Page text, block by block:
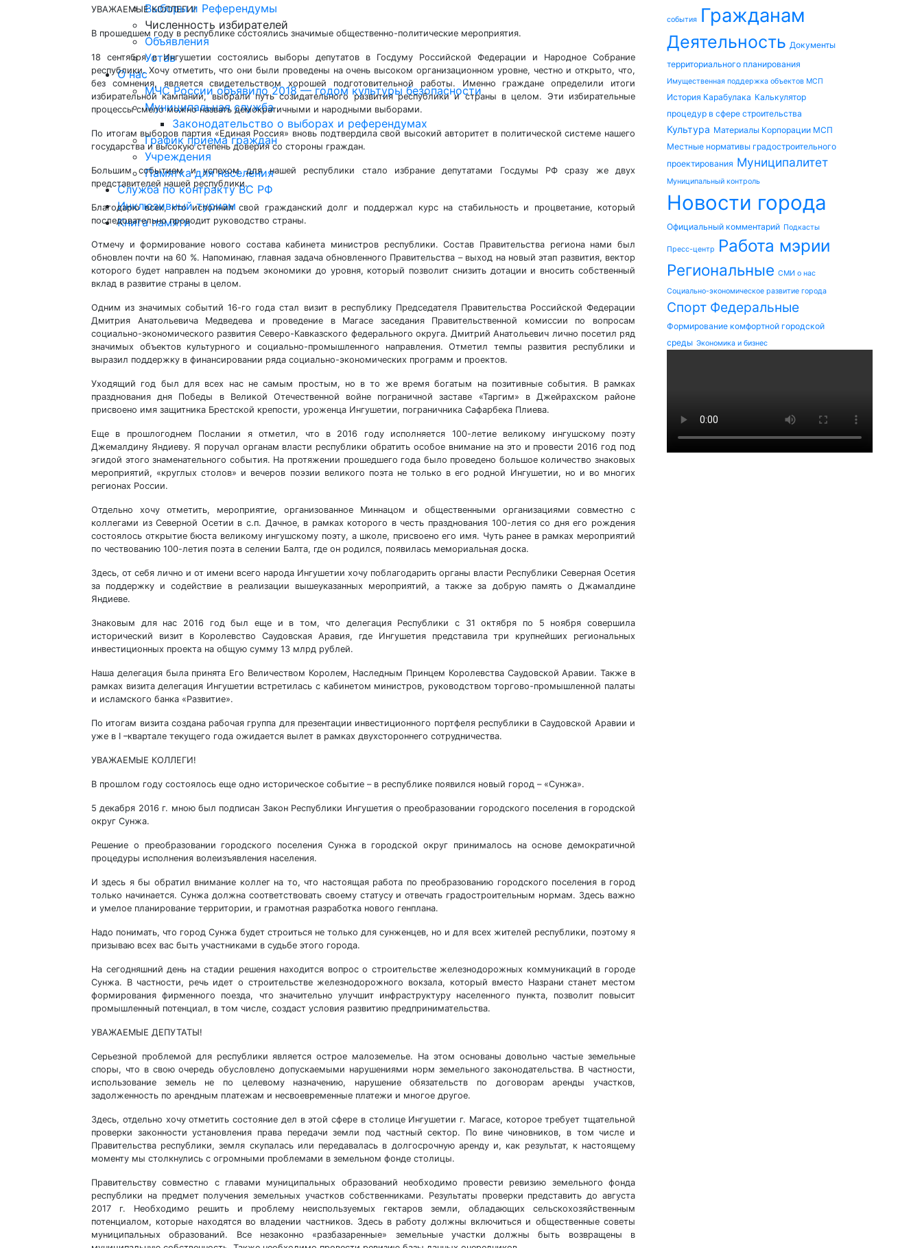
Выборы и Референдумы
Численность избирателей
Объявления
Устав
О нас
МЧС России объявило 2018 — годом культуры безопасности
Муниципальная служба
Законодательство о выборах и референдумах
График приема граждан
Учреждения
Памятка для населения
Служба по контракту ВС РФ
Инклюзивный туризм
Книга памяти
УВАЖАЕМЫЕ КОЛЛЕГИ!
В прошедшем году в республике состоялись значимые общественно-политические мероприятия.
18 сентября в Ингушетии состоялись выборы депутатов в Госдуму Российской Федерации и Народное Собрание
республики. Хочу отметить, что они были проведены на очень высоком организационном уровне, честно и открыто, что,
без сомнения, является свидетельством хорошей подготовительной работы. Именно граждане определили итоги
избирательной кампании, выбрали путь созидательного развития республики и страны в целом. Эти избирательные
процессы смело можно назвать демократичными и народными выборами.
По итогам выборов партия «Единая Россия» вновь подтвердила свой высокий авторитет в политической системе нашего
государства и высокую степень доверия со стороны граждан.
Большим событием и успехом для нашей республики стало избрание депутатами Госдумы РФ сразу же двух
представителей нашей республики.
Благодарю всех, кто исполнил свой гражданский долг и поддержал курс на стабильность и процветание, который
последовательно проводит руководство страны.
Отмечу и формирование нового состава кабинета министров республики. Состав Правительства региона нами был
обновлен почти на 60 %. Напоминаю, главная задача обновленного Правительства – выход на новый этап развития, вектор
которого будет направлен на подъем экономики до уровня, который позволит снизить дотации и вносить собственный
вклад в развитие страны в целом.
Одним из значимых событий 16-го года стал визит в республику Председателя Правительства Российской Федерации
Дмитрия Анатольевича Медведева и проведение в Магасе заседания Правительственной комиссии по вопросам
социально-экономического развития Северо-Кавказского федерального округа. Дмитрий Анатольевич лично посетил ряд
значимых объектов культурного и социально-промышленного направления. Отметил темпы развития республики и
выразил поддержку в финансировании ряда социально-экономических программ и проектов.
Уходящий год был для всех нас не самым простым, но в то же время богатым на позитивные события. В рамках
празднования дня Победы в Великой Отечественной войне пограничной заставе «Таргим» в Джейрахском районе
присвоено имя защитника Брестской крепости, уроженца Ингушетии, пограничника Сафарбека Плиева.
Еще в прошлогоднем Послании я отметил, что в 2016 году исполняется 100-летие великому ингушскому поэту
Джемалдину Яндиеву. Я поручал органам власти республики обратить особое внимание на это и провести 2016 год под
эгидой этого знаменательного события. На протяжении прошедшего года было проведено большое количество знаковых
мероприятий, «круглых столов» и вечеров поэзии великого поэта не только в его родной Ингушетии, но и во многих
регионах России.
Отдельно хочу отметить, мероприятие, организованное Миннацом и общественными организациями совместно с
коллегами из Северной Осетии в с.п. Дачное, в рамках которого в честь празднования 100-летия со дня его рождения
состоялось открытие бюста великому ингушскому поэту, а школе, присвоено его имя. Чуть ранее в рамках мероприятий
по чествованию 100-летия поэта в селении Балта, где он родился, появилась мемориальная доска.
Здесь, от себя лично и от имени всего народа Ингушетии хочу поблагодарить органы власти Республики Северная Осетия
за поддержку и содействие в реализации вышеуказанных мероприятий, а также за добрую память о Джамалдине
Яндиеве.
Знаковым для нас 2016 год был еще и в том, что делегация Республики с 31 октября по 5 ноября совершила
исторический визит в Королевство Саудовская Аравия, где Ингушетия представила три крупнейших региональных
инвестиционных проекта на общую сумму 13 млрд рублей.
Наша делегация была принята Его Величеством Королем, Наследным Принцем Королевства Саудовской Аравии. Также в
рамках визита делегация Ингушетии встретилась с кабинетом министров, руководством торгово-промышленной палаты
и исламского банка «Развитие».
По итогам визита создана рабочая группа для презентации инвестиционного портфеля республики в Саудовской Аравии и
уже в I –квартале текущего года ожидается вылет в рамках двухстороннего сотрудничества.
УВАЖАЕМЫЕ КОЛЛЕГИ!
В прошлом году состоялось еще одно историческое событие – в республике появился новый город – «Сунжа».
5 декабря 2016 г. мною был подписан Закон Республики Ингушетия о преобразовании городского поселения в городской
округ Сунжа.
Решение о преобразовании городского поселения Сунжа в городской округ принималось на основе демократичной
процедуры исполнения волеизъявления населения.
И здесь я бы обратил внимание коллег на то, что настоящая работа по преобразованию городского поселения в город
только начинается. Сунжа должна соответствовать своему статусу и отвечать градостроительным нормам. Здесь важно
и умелое планирование территории, и грамотная разработка нового генплана.
Надо понимать, что город Сунжа будет строиться не только для сунженцев, но и для всех жителей республики, поэтому я
призываю всех вас быть участниками в судьбе этого города.
На сегодняшний день на стадии решения находится вопрос о строительстве железнодорожных коммуникаций в городе
Сунжа. В частности, речь идет о строительстве железнодорожного вокзала, который вместо Назрани станет местом
формирования фирменного поезда, что значительно улучшит инфраструктуру населенного пункта, позволит повысит
промышленный потенциал, в том числе, создаст условия развитию предпринимательства.
УВАЖАЕМЫЕ ДЕПУТАТЫ!
Серьезной проблемой для республики является острое малоземелье. На этом основаны довольно частые земельные
споры, что в свою очередь обусловлено допускаемыми нарушениями норм земельного законодательства. В частности,
использование земель не по целевому назначению, нарушение обязательств по договорам аренды участков,
задолженность по арендным платежам и несвоевременные платежи и многое другое.
Здесь, отдельно хочу отметить состояние дел в этой сфере в столице Ингушетии г. Магасе, которое требует тщательной
проверки законности установления права передачи земли под частный сектор. По вине чиновников, в том числе и
Правительства республики, земля скупалась или передавалась в долгосрочную аренду и, как результат, к настоящему
моменту мы столкнулись с огромными проблемами в земельном фонде столицы.
Правительству совместно с главами муниципальных образований необходимо провести ревизию земельного фонда
республики на предмет получения земельных участков собственниками. Результаты проверки представить до августа
2017 г. Необходимо решить и проблему неиспользуемых гектаров земли, обладающих сельскохозяйственным
потенциалом, которые находятся во владении частников. Здесь в работу должны включиться и общественные советы
муниципальных образований. Все незаконно «разбазаренные» земельные участки должны быть возвращены в
события Гражданам
Деятельность Документы
территориального планирования
Имущественная поддержка объектов МСП
История Карабулака Калькулятор
процедур в сфере строительства
Культура Материалы Корпорации МСП
Местные нормативы градостроительного
проектирования Муниципалитет
Муниципальный контроль
Новости города
Официальный комментарий Подкасты
Пресс-центр Работа мэрии
Региональные СМИ о нас
Социально-экономическое развитие города
Спорт Федеральные
Формирование комфортной городской
среды Экономика и бизнес